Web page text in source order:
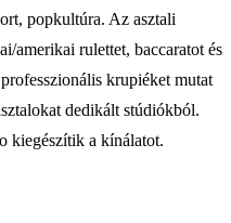
popkultúra. Az asztali
amerikai rulettet, baccaratot és
krupiéket mutat
dedikált stúdiókból.
kiegészítik a kínálatot.